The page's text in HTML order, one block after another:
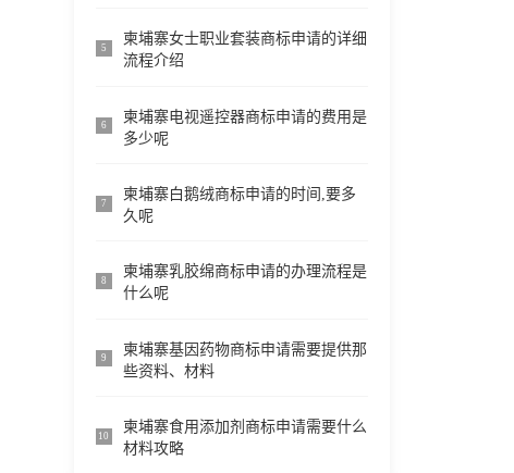
5
柬埔寨女士职业套装商标申请的详细
流程介绍
6
柬埔寨电视遥控器商标申请的费用是
多少呢
7
柬埔寨白鹅绒商标申请的时间,要多
久呢
8
柬埔寨乳胶绵商标申请的办理流程是
什么呢
9
柬埔寨基因药物商标申请需要提供那
些资料、材料
10
柬埔寨食用添加剂商标申请需要什么
材料攻略